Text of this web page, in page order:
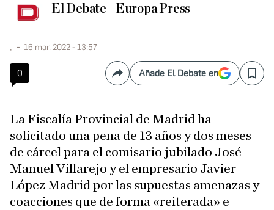
El Debate Europa Press
, 16 mar. 2022 - 13:57
0 CompartirAñade El Debate en Save
La Fiscalía Provincial de Madrid ha
solicitado una pena de 13 años y dos meses
de cárcel para el comisario jubilado José
Manuel Villarejo y el empresario Javier
López Madrid por las supuestas amenazas y
coacciones que de forma «reiterada» e